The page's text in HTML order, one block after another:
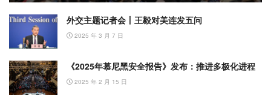
外交主题记者会丨王毅对美连发五问
2025 年 3 月 7 日
《2025年慕尼黑安全报告》发布：推进多极化进程
2025 年 2 月 15 日